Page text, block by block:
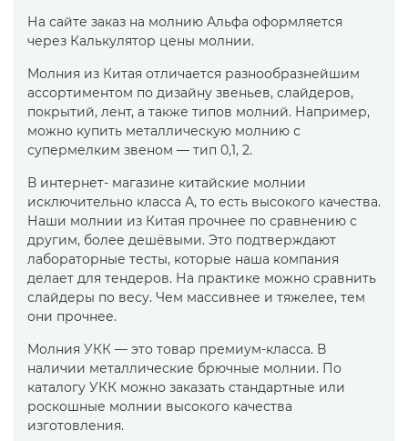
На сайте заказ на молнию Альфа оформляется
через Калькулятор цены молнии.
Молния из Китая отличается разнообразнейшим
ассортиментом по дизайну звеньев, слайдеров,
покрытий, лент, а также типов молний. Например,
можно купить металлическую молнию с
супермелким звеном — тип 0,1, 2.
В интернет- магазине китайские молнии
исключительно класса А, то есть высокого качества.
Наши молнии из Китая прочнее по сравнению с
другим, более дешёвыми. Это подтверждают
лабораторные тесты, которые наша компания
делает для тендеров. На практике можно сравнить
слайдеры по весу. Чем массивнее и тяжелее, тем
они прочнее.
Молния УКК — это товар премиум-класса. В
наличии металлические брючные молнии. По
каталогу УКК можно заказать стандартные или
роскошные молнии высокого качества
изготовления.